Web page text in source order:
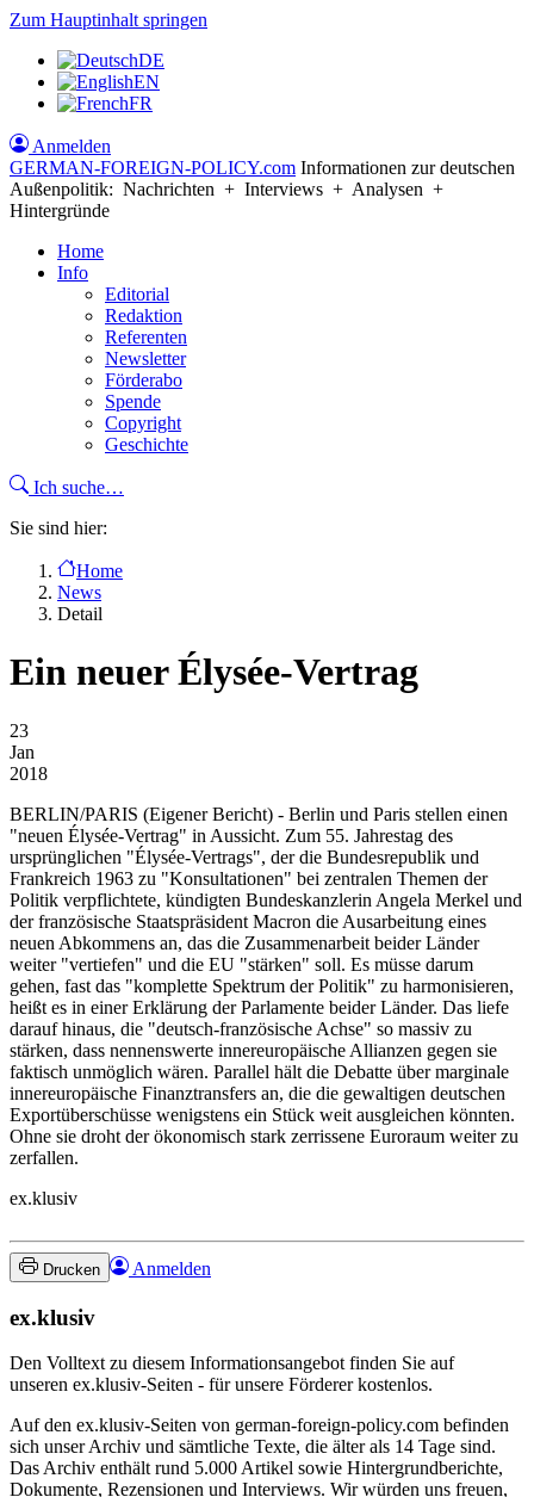
Zum Hauptinhalt springen
DE
EN
FR
Anmelden
GERMAN-FOREIGN-POLICY.com Informationen zur deutschen
Außenpolitik: Nachrichten + Interviews + Analysen +
Hintergründe
Home
Info
Editorial
Redaktion
Referenten
Newsletter
Förderabo
Spende
Copyright
Geschichte
Ich suche…
Sie sind hier:
Home
News
Detail
Ein neuer Élysée-Vertrag
23
Jan
2018
BERLIN/PARIS (Eigener Bericht) - Berlin und Paris stellen einen
"neuen Élysée-Vertrag" in Aussicht. Zum 55. Jahrestag des
ursprünglichen "Élysée-Vertrags", der die Bundesrepublik und
Frankreich 1963 zu "Konsultationen" bei zentralen Themen der
Politik verpflichtete, kündigten Bundeskanzlerin Angela Merkel und
der französische Staatspräsident Macron die Ausarbeitung eines
neuen Abkommens an, das die Zusammenarbeit beider Länder
weiter "vertiefen" und die EU "stärken" soll. Es müsse darum
gehen, fast das "komplette Spektrum der Politik" zu harmonisieren,
heißt es in einer Erklärung der Parlamente beider Länder. Das liefe
darauf hinaus, die "deutsch-französische Achse" so massiv zu
stärken, dass nennenswerte innereuropäische Allianzen gegen sie
faktisch unmöglich wären. Parallel hält die Debatte über marginale
innereuropäische Finanztransfers an, die die gewaltigen deutschen
Exportüberschüsse wenigstens ein Stück weit ausgleichen könnten.
Ohne sie droht der ökonomisch stark zerrissene Euroraum weiter zu
zerfallen.
ex.klusiv
Drucken Anmelden
ex.klusiv
Den Volltext zu diesem Informationsangebot finden Sie auf
unseren ex.klusiv-Seiten - für unsere Förderer kostenlos.
Auf den ex.klusiv-Seiten von german-foreign-policy.com befinden
sich unser Archiv und sämtliche Texte, die älter als 14 Tage sind.
Das Archiv enthält rund 5.000 Artikel sowie Hintergrundberichte,
Dokumente, Rezensionen und Interviews. Wir würden uns freuen,